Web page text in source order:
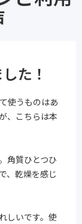
た！
使うものはあ
、こちらは本
角質ひとつひ
、乾燥を感じ
しいです。使